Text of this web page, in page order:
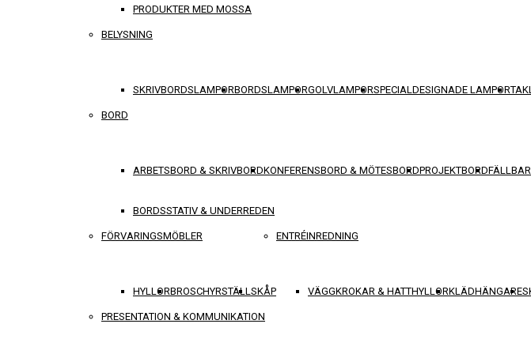
PRODUKTER MED MOSSA
BELYSNING
SKRIVBORDSLAMPORBORDSLAMPORGOLVLAMPORSPECIALDESIGNADE LAMPOR
BORD
ARBETSBORD & SKRIVBORDKONFERENSBORD & MÖTESBORDPROJEKTBORD
BORDSSTATIV & UNDERREDEN
FÖRVARINGSMÖBLER
HYLLORBROSCHYRSTÄLLSKÅP
ENTRÉINREDNING
VÄGGKROKAR & HATTHYLLORKLÄDHÄNGARE
PRESENTATION & KOMMUNIKATION